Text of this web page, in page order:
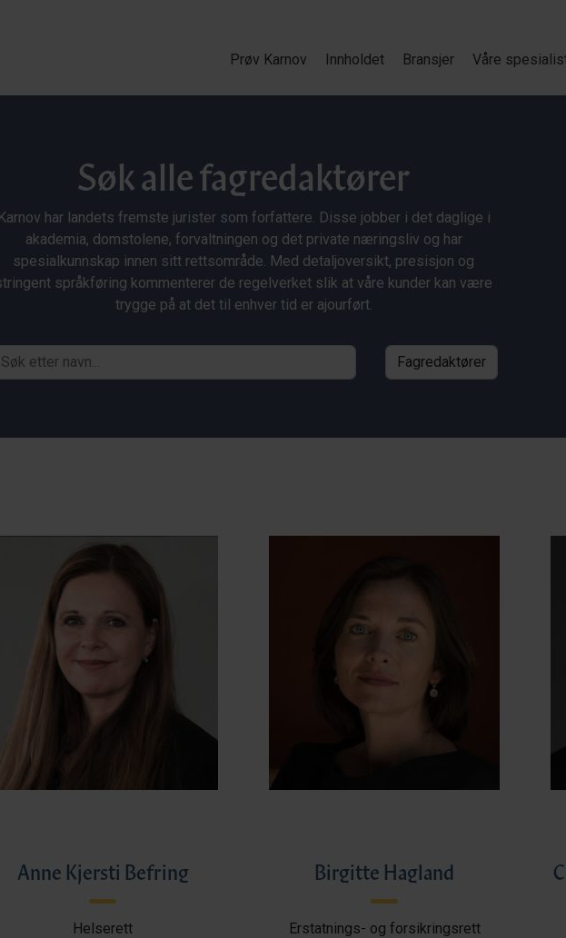
Prøv Karnov Innholdet Bransjer Våre
Søk alle fagredaktører
Karnov har landets fremste jurister som forfattere. Disse jobber i det daglige i
akademia, domstolene, forvaltningen og det private næringsliv og har
spesialkunnskap innen sitt rettsområde. Med detaljoversikt, presisjon og
språkføring kommenterer de regelverket slik at våre kunder kan være
trygge på at det til enhver tid er ajourført.
Anne Kjersti Befring
Helserett
Birgitte Hagland
Erstatnings- og forsikringsrett